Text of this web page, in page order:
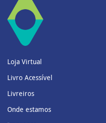
Loja Virtual
Livro Acessível
Livreiros
Onde estamos